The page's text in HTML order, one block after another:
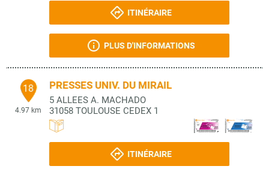
ITINÉRAIRE
PLUS D'INFORMATIONS
18
4.97 km
PRESSES UNIV. DU MIRAIL
5 ALLEES A. MACHADO
31058 TOULOUSE CEDEX 1
ITINÉRAIRE